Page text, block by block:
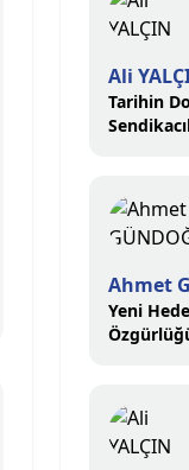
Ali
Tarihin
Ahmet
Yeni